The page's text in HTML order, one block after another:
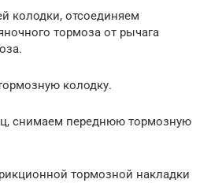
колодки, отсоединяем
тормоза от рычага
колодку.
снимаем переднюю тормозную
тормозной накладки